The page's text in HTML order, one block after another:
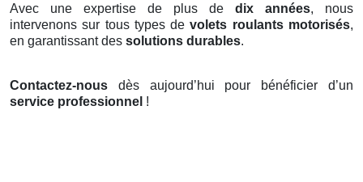
Avec une expertise de plus de dix années, nous
intervenons sur tous types devolets roulants motorisés,
en garantissant des solutions durables.
Contactez-nous dès aujourd’hui pour bénéficier d’un
service professionnel !